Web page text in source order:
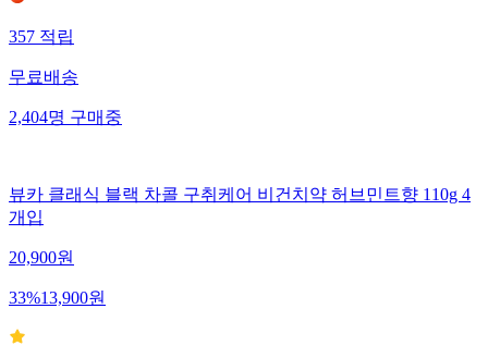
357적립
무료배송
2,404명구매중
뷰카 클래식 블랙 차콜 구취케어 비건치약 허브민트향 110g 4
개입
20,900원
33%13,900원